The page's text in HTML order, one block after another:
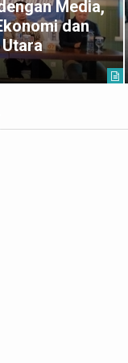
Media,
dan